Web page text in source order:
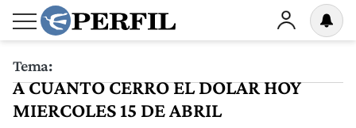
Tema:
A CUANTO CERRO EL DOLAR HOY
MIERCOLES 15 DE ABRIL